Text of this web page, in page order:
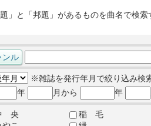
」と「邦題」があるものを曲名で検
※雑誌を発行年月で絞り込み検
年
月から 年
央
稲 毛